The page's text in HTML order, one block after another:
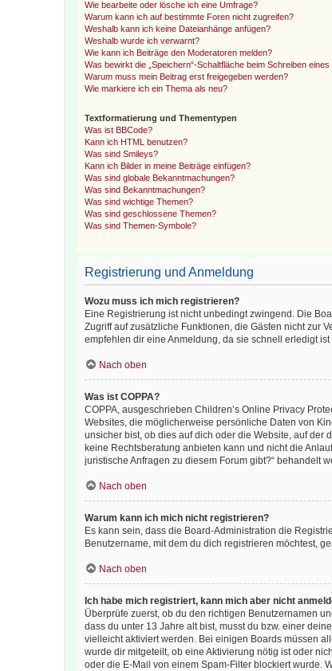
Wie bearbeite oder lösche ich eine Umfrage?
Warum kann ich auf bestimmte Foren nicht zugreifen?
Weshalb kann ich keine Dateianhänge anfügen?
Weshalb wurde ich verwarnt?
Wie kann ich Beiträge den Moderatoren melden?
Was bewirkt die „Speichern“-Schaltfläche beim Schreiben
Warum muss mein Beitrag erst freigegeben werden?
Wie markiere ich ein Thema als neu?
Textformatierung und Thementypen
Was ist BBCode?
Kann ich HTML benutzen?
Was sind Smileys?
Kann ich Bilder in meine Beiträge einfügen?
Was sind globale Bekanntmachungen?
Was sind Bekanntmachungen?
Was sind wichtige Themen?
Was sind geschlossene Themen?
Was sind Themen-Symbole?
Registrierung und Anmeldung
Wozu muss ich mich registrieren?
Eine Registrierung ist nicht unbedingt zwingend. Die
Zugriff auf zusätzliche Funktionen, die Gästen nicht zur
empfehlen dir eine Anmeldung, da sie schnell erledigt
Nach oben
Was ist COPPA?
COPPA, ausgeschrieben Children’s Online Privacy
Websites, die möglicherweise persönliche Daten von
unsicher bist, ob dies auf dich oder die Website, auf der
keine Rechtsberatung anbieten kann und nicht die
juristische Anfragen zu diesem Forum gibt?“ behandelt
Nach oben
Warum kann ich mich nicht registrieren?
Es kann sein, dass die Board-Administration die
Benutzername, mit dem du dich registrieren möchtest,
Nach oben
Ich habe mich registriert, kann mich aber nicht
Überprüfe zuerst, ob du den richtigen Benutzernamen
dass du unter 13 Jahre alt bist, musst du bzw. einer
vielleicht aktiviert werden. Bei einigen Boards müssen
wurde dir mitgeteilt, ob eine Aktivierung nötig ist oder
oder die E-Mail von einem Spam-Filter blockiert wurde.